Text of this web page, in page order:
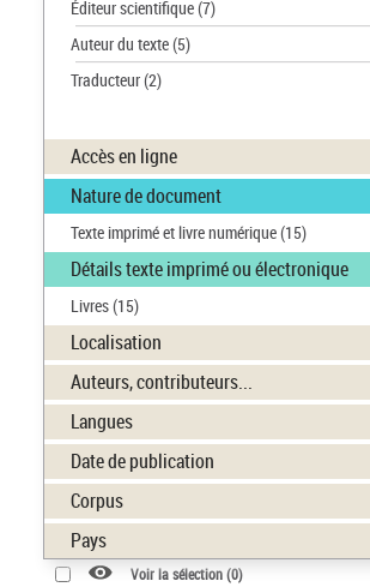
Éditeur scientifique(7)
Auteur du texte(5)
Traducteur(2)
Accès en ligne
Nature de document
Texte imprimé et livre numérique(15)
Détails texte imprimé ou électronique
Livres(15)
Localisation
Auteurs, contributeurs...
Langues
Date de publication
Corpus
Pays
Voir la sélection (0)